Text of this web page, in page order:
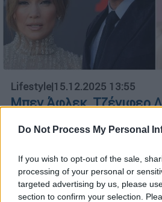
Do Not Process My Personal
If you wish to opt-out of the sale,
processing of your personal or
targeted advertising by us, please
section to confirm your selection.
Lifestyle|15.12.2025 13:55
Μπεν Άφλεκ, Τζένιφερ
Τζένιφερ Γκάρνερ
για χάρη των παιδιών
Η τραγουδίστρια διατηρεί
τα παιδιά των Άφλεκ-
χωρισμό της με τον